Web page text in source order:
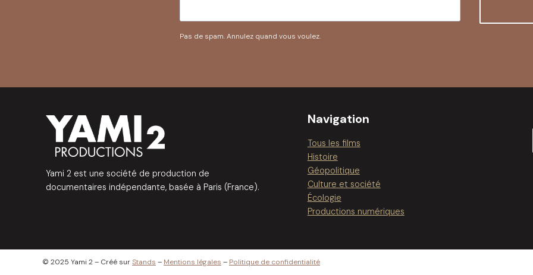
Pas de spam. Annulez quand vous voulez.
Yami 2 est une société de production de
documentaires indépendante, basée à Paris (France).
Navigation
Tous les films
Histoire
Géopolitique
Culture et société
Écologie
Productions numériques
© 2025 Yami 2 – Créé surStands – Mentions légales – Politique de confidentialité